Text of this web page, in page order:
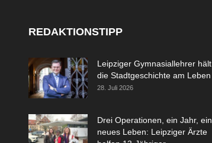
REDAKTIONSTIPP
Leipziger Gymnasiallehrer hält
die Stadtgeschichte am Leben
28. Juli 2026
Drei Operationen, ein Jahr, ein
neues Leben: Leipziger Ärzte